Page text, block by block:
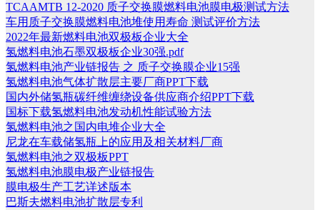
TCAAMTB 12-2020 质子交换膜燃料电池膜电极测试方法
车用质子交换膜燃料电池堆使用寿命 测试评价方法
2022年最新燃料电池双极板企业大全
氢燃料电池石墨双极板企业30强.pdf
氢燃料电池产业链报告 之 质子交换膜企业15强
氢燃料电池气体扩散层主要厂商PPT下载
国内外储氢瓶碳纤维缠绕设备供应商介绍PPT下载
国标下载氢燃料电池发动机性能试验方法
氢燃料电池之国内电堆企业大全
尼龙在车载储氢瓶上的应用及相关材料厂商
氢燃料电池之双极板PPT
氢燃料电池膜电极产业链报告
膜电极生产工艺详述版本
巴斯夫燃料电池扩散层专利